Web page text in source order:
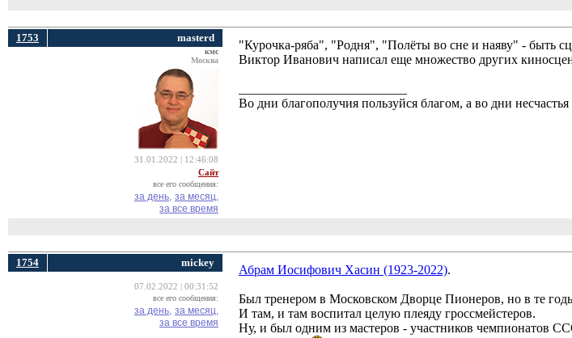
1753 masterd
кмс
Москва
31.01.2022 | 12:46:08
Сайт
все его сообщения:
за день, за месяц,
за все время
"Курочка-ряба", "Родня", "Полёты во сне и наяву" - быть
Виктор Иванович написал еще множество других
Во дни благополучия пользуйся благом, а во дни
1754 mickey
07.02.2022 | 00:31:52
все его сообщения:
за день, за месяц,
за все время
Абрам Иосифович Хасин (1923-2022).
Был тренером в Московском Дворце Пионеров, но в те
И там, и там воспитал целую плеяду гроссмейстеров.
Ну, и был одним из мастеров - участников чемпионатов